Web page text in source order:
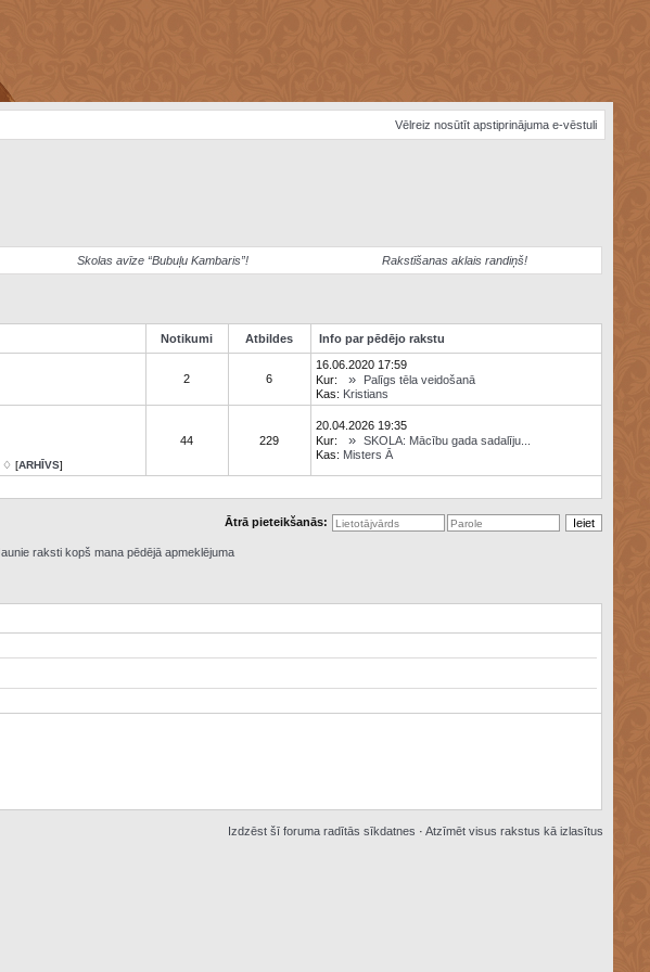
Vēlreiz nosūtīt apstiprinājuma e-vēstuli
Skolas avīze “Bubuļu Kambaris”! Rakstīšanas aklais randiņš!
Notikumi Atbildes Info par pēdējo rakstu
2 6
16.06.2020 17:59
Kur:
»
Palīgs tēla veidošanā
Kas: Kristians
♢ [ARHĪVS]
44 229
20.04.2026 19:35
Kur:
» SKOLA: Mācību gada sadalīju...
Kas: Misters Ā
Ātrā pieteikšanās:
raksti kopš mana pēdējā apmeklējuma
Izdzēst šī foruma radītās sīkdatnes · Atzīmēt visus rakstus kā izlasītus